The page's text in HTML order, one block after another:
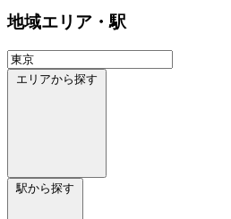
地域エリア・駅
エリアから探す
駅から探す